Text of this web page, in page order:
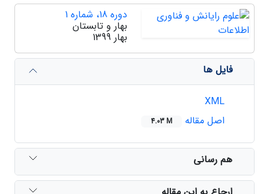
دوره 18، شماره 1
بهار و تابستان
بهار 1399
فایل ها
اصل مقاله
4.03 M
هم رسانی